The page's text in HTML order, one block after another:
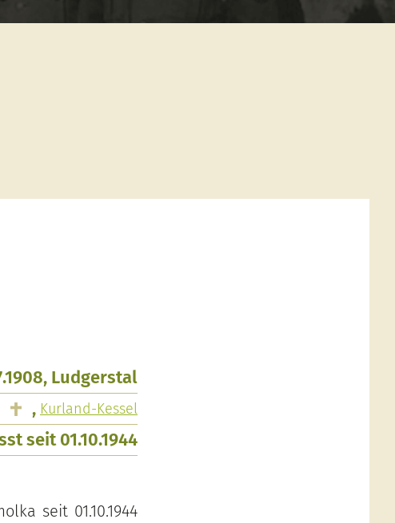
Ludgerstal
, Kurland-Kessel
seit 01.10.1944
seit 01.10.1944